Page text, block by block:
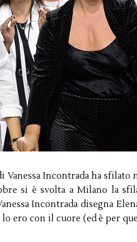
Vanessa Incontrada ha
si è svolta a Milano la
Incontrada disegna
lo ero con il cuore (ed è per